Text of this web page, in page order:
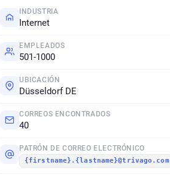
INDUSTRIA
Internet
EMPLEADOS
501-1000
UBICACIÓN
Düsseldorf DE
CORREOS ENCONTRADOS
40
PATRÓN DE CORREO ELECTRÓNICO
{firstname}.{lastname}@trivago.com